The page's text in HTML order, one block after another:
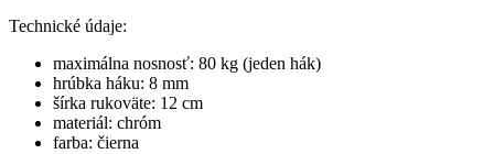
Technické údaje:
maximálna nosnosť: 80 kg (jeden hák)
hrúbka háku: 8 mm
šírka rukoväte: 12 cm
materiál: chróm
farba: čierna